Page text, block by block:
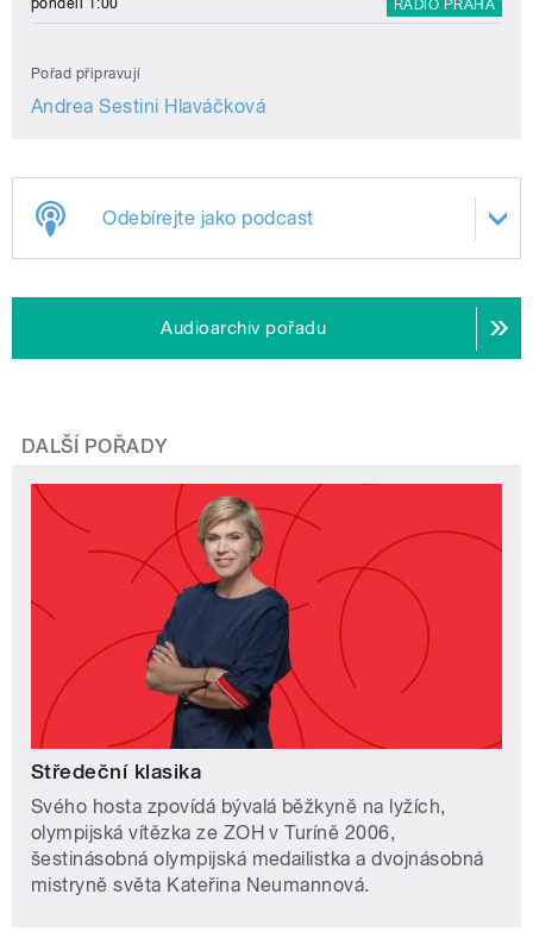
pondělí 1:00 RÁDIO PRAHA
Pořad připravují
Andrea Sestini Hlaváčková
Odebírejte jako podcast
Audioarchiv pořadu
DALŠÍ POŘADY
Středeční klasika
Svého hosta zpovídá bývalá běžkyně na lyžích,
olympijská vítězka ze ZOH v Turíně 2006,
šestinásobná olympijská medailistka a dvojnásobná
mistryně světa Kateřina Neumannová.